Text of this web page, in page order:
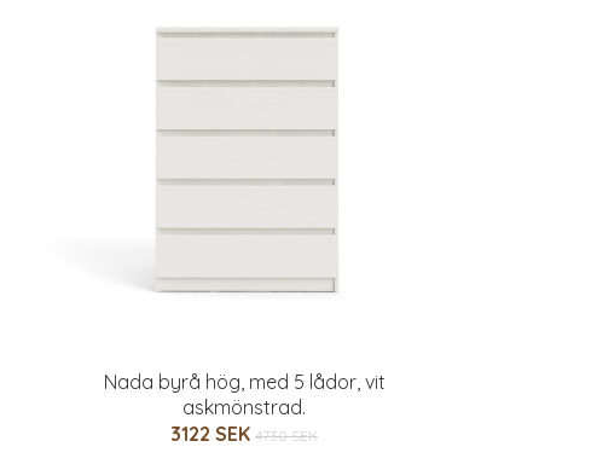
Nada byrå hög, med 5 lådor, vit
askmönstrad.
3122 SEK 4730 SEK